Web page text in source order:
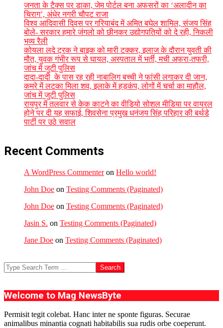
जनता के टैक्स पर डाका, जेम पोर्टल बना अफसरों का ‘अलादीन का
चिराग’, ​अंधेर नगरी चौपट राजा
विश्व आदिवासी दिवस पर गरियाबंद में अमित बघेल शामिल, संजय सिंह
बोले- सरकार हमारे जंगलो को छीनकर उद्योगपतियों को दे रही, निकली
भव्य रैली
कोयला लदे ट्रक ने बाइक को मारी टक्कर, इलाज के दौरान युवती की
मौत, युवक गंभीर रूप से घायल, अस्पताल में भर्ती, मची अफरा-तफरी,
जांच में जुटी पुलिस
दादा-दादी के पास रह रही नाबालिग बच्ची ने फांसी लगाकर दी जान,
कमरे में लटका मिला शव, इलाके में हड़कंप, लोगों में चर्चा का माहौल,
जांच में जुटी पुलिस
रायपुर में तलवार से केक काटने का वीडियो सोशल मीडिया पर वायरल
होने पर दी यह सफाई, शिवसेना प्रमुख धनंजय सिंह परिहार की बर्थडे
पार्टी पर उठे सवाल
Recent Comments
A WordPress Commenteron Hello world!
John Doe on Testing Comments (Paginated)
John Doe on Testing Comments (Paginated)
Jasin S. on Testing Comments (Paginated)
Jane Doe on Testing Comments (Paginated)
Search
Welcome to Mag NewsByte
Permisit tegit colebat. Hanc inter ne sponte figuras. Securae
animalibus minantia cognati habitabilis sua rudis orbe coeperunt.